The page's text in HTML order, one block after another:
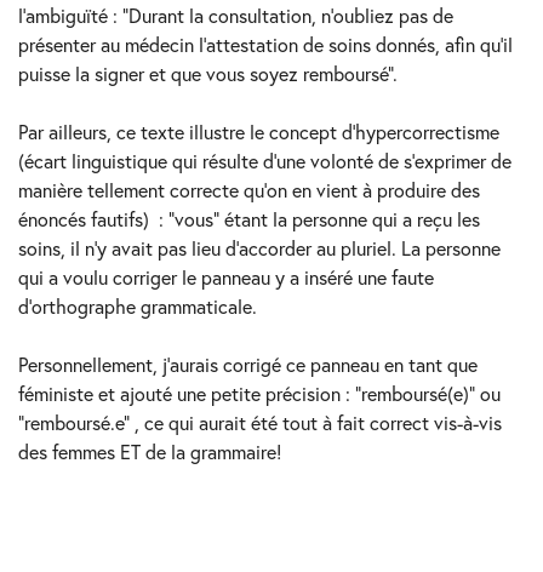
l’ambiguïté : “Durant la consultation, n’oubliez pas de
présenter au médecin l’attestation de soins donnés, afin qu’il
puisse la signer et que vous soyez remboursé”.
Par ailleurs, ce texte illustre le concept d’hypercorrectisme
(écart linguistique qui résulte d’une volonté de s’exprimer de
manière tellement correcte qu’on en vient à produire des
énoncés fautifs) : “vous” étant la personne qui a reçu les
soins, il n’y avait pas lieu d’accorder au pluriel. La personne
qui a voulu corriger le panneau y a inséré une faute
d’orthographe grammaticale.
Personnellement, j’aurais corrigé ce panneau en tant que
féministe et ajouté une petite précision : “remboursé(e)” ou
“remboursé.e” , ce qui aurait été tout à fait correct vis-à-vis
des femmes ET de la grammaire!